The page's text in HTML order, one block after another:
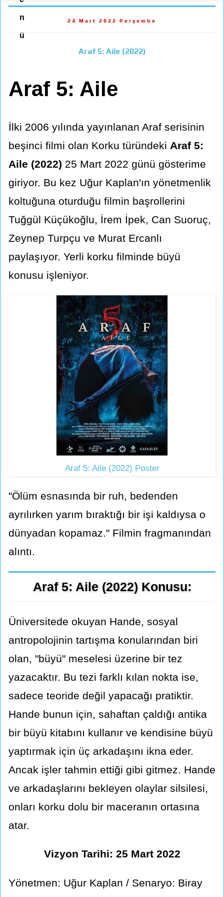
n
ü
24 Mart 2022 Perşembe
Araf 5: Aile (2022)
Araf 5: Aile
İlki 2006 yılında yayınlanan Araf serisinin
beşinci filmi olan Korku türündeki Araf 5:
Aile (2022) 25 Mart 2022 günü gösterime
giriyor. Bu kez Uğur Kaplan'ın yönetmenlik
koltuğuna oturduğu filmin başrollerini
Tuğgül Küçükoğlu, İrem İpek, Can Suoruç,
Zeynep Turpçu ve Murat Ercanlı
paylaşıyor. Yerli korku filminde büyü
konusu işleniyor.
Araf 5: Aile (2022) Poster
"Ölüm esnasında bir ruh, bedenden
ayrılırken yarım bıraktığı bir işi kaldıysa o
dünyadan kopamaz." Filmin fragmanından
alıntı.
Araf 5: Aile (2022) Konusu:
Üniversitede okuyan Hande, sosyal
antropolojinin tartışma konularından biri
olan, "büyü" meselesi üzerine bir tez
yazacaktır. Bu tezi farklı kılan nokta ise,
sadece teoride değil yapacağı pratiktir.
Hande bunun için, sahaftan çaldığı antika
bir büyü kitabını kullanır ve kendisine büyü
yaptırmak için üç arkadaşını ikna eder.
Ancak işler tahmin ettiği gibi gitmez. Hande
ve arkadaşlarını bekleyen olaylar silsilesi,
onları korku dolu bir maceranın ortasına
atar.
Vizyon Tarihi: 25 Mart 2022
Yönetmen: Uğur Kaplan / Senaryo: Biray